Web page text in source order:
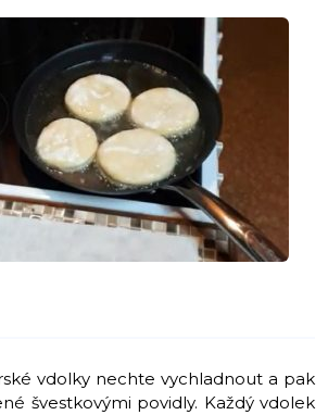
vdolky nechte vychladnout a pak
švestkovými povidly. Každý vdolek